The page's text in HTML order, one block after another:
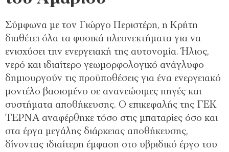
Σύμφωνα με τον Γιώργο Περιστέρη, η Κρήτη
διαθέτει όλα τα φυσικά πλεονεκτήματα για να
ενισχύσει την ενεργειακή της αυτονομία. Ήλιος,
νερό και ιδιαίτερο γεωμορφολογικό ανάγλυφο
δημιουργούν τις προϋποθέσεις για ένα ενεργειακό
μοντέλο βασισμένο σε ανανεώσιμες πηγές και
συστήματα αποθήκευσης. Ο επικεφαλής της ΓΕΚ
ΤΕΡΝΑ αναφέρθηκε τόσο στις μπαταρίες όσο και
στα έργα μεγάλης διάρκειας αποθήκευσης,
δίνοντας ιδιαίτερη έμφαση στο υβριδικό έργο του